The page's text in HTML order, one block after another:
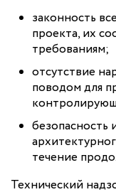
законность
проекта, их
требованиям;
отсутствие
поводом для
безопасность
течение
Технический